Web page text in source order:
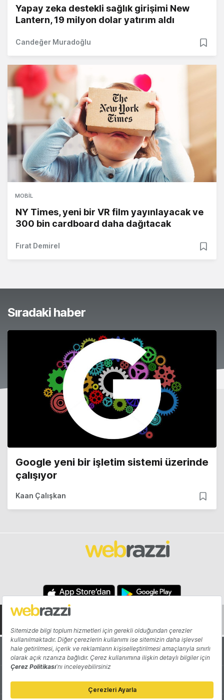
Yapay zeka destekli sağlık girişimi New
Lantern, 19 milyon dolar yatırım aldı
Candeğer Muradoğlu
MOBIL
NY Times, yeni bir VR film yayınlayacak ve
300 bin cardboard daha dağıtacak
Fırat Demirel
Sıradaki haber
Google yeni bir işletim sistemi üzerinde
çalışıyor
Kaan Çalışkan
Hakkında Yazarlar
Katkıda Bulun Reklam